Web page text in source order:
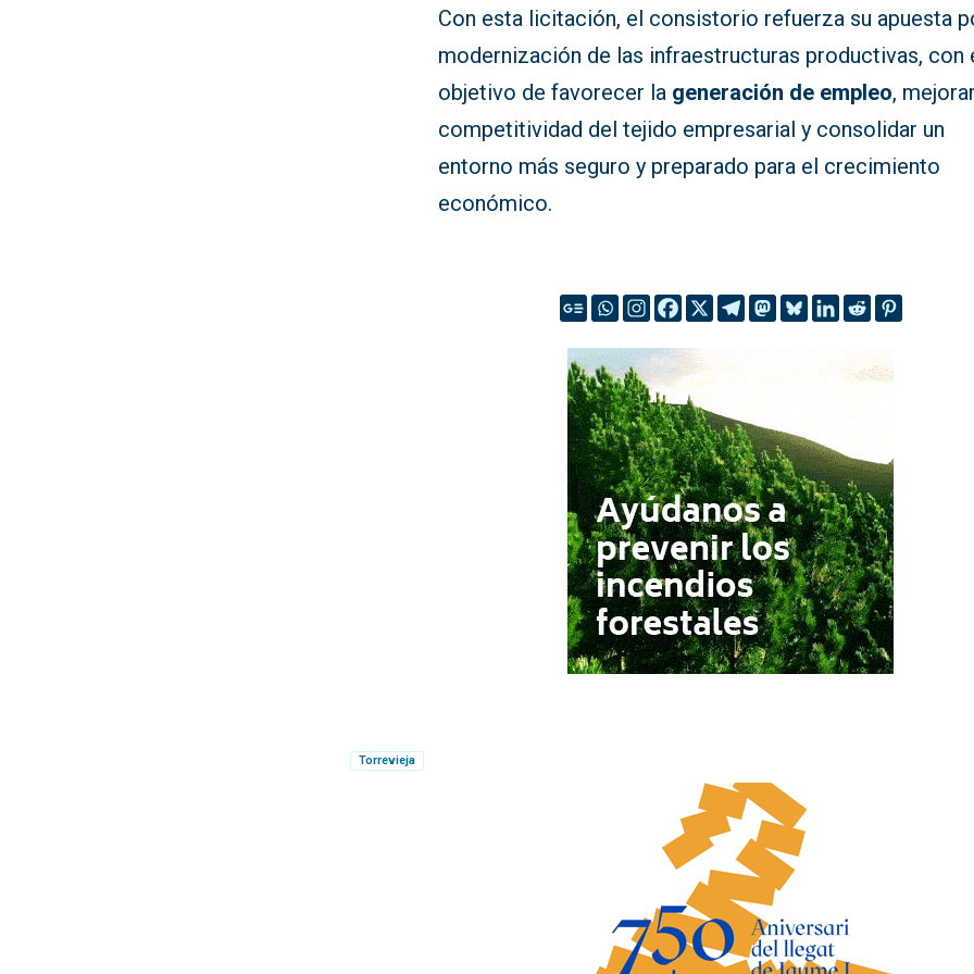
Con esta licitación, el consistorio refuerza su apuesta
modernización de las infraestructuras productivas, con
objetivo de favorecer la generación de empleo,
competitividad del tejido empresarial y consolidar un
entorno más seguro y preparado para el crecimiento
económico.
Torrevieja